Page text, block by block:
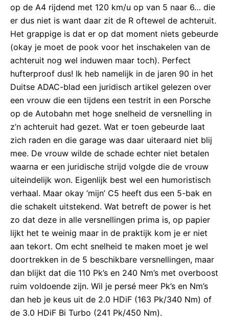
op de A4 rijdend met 120 km/u op van 5 naar 6… die
er dus niet is want daar zit de R oftewel de achteruit.
Het grappige is dat er op dat moment niets gebeurde
(okay je moet de pook voor het inschakelen van de
achteruit nog wel induwen maar toch). Perfect
hufterproof dus! Ik heb namelijk in de jaren 90 in het
Duitse ADAC-blad een juridisch artikel gelezen over
een vrouw die een tijdens een testrit in een Porsche
op de Autobahn met hoge snelheid de versnelling in
z’n achteruit had gezet. Wat er toen gebeurde laat
zich raden en die garage was daar uiteraard niet blij
mee. De vrouw wilde de schade echter niet betalen
waarna er een juridische strijd volgde die de vrouw
uiteindelijk won. Eigenlijk best wel een humoristisch
verhaal. Maar okay ‘mijn’ C5 heeft dus een 5-bak en
die schakelt uitstekend. Wat betreft de power is het
zo dat deze in alle versnellingen prima is, op papier
lijkt het te weinig maar in de praktijk kom je er niet
aan tekort. Om echt snelheid te maken moet je wel
doortrekken in de 5 beschikbare versnellingen, maar
dan blijkt dat die 110 Pk’s en 240 Nm’s met overboost
ruim voldoende zijn. Wil je persé meer Pk’s en Nm’s
dan heb je keus uit de 2.0 HDiF (163 Pk/340 Nm) of
de 3.0 HDiF Bi Turbo (241 Pk/450 Nm).